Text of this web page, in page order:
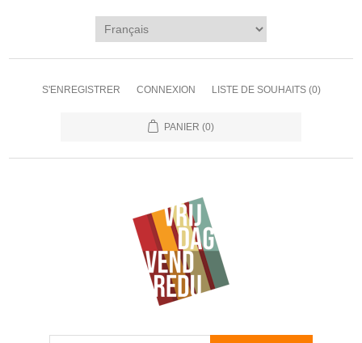
S'ENREGISTRER CONNEXION LISTE DE SOUHAITS (0)
PANIER (0)